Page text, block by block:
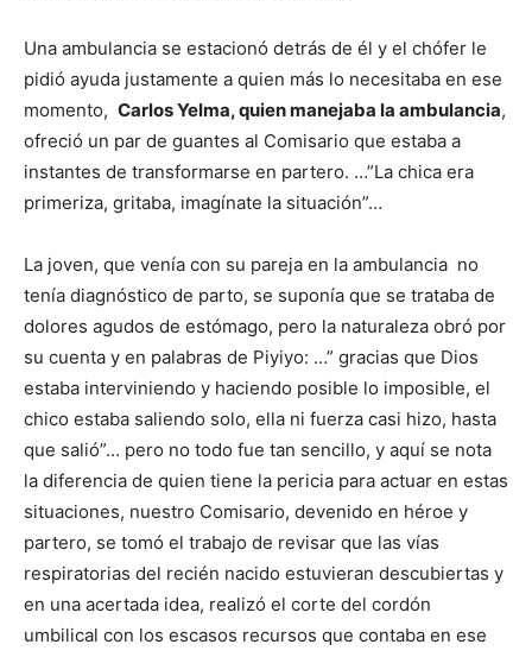
Una ambulancia se estacionó detrás de él y el chófer le
pidió ayuda justamente a quien más lo necesitaba en ese
momento, Carlos Yelma, quien manejaba la ambulancia,
ofreció un par de guantes al Comisario que estaba a
instantes de transformarse en partero. …”La chica era
primeriza, gritaba, imagínate la situación”…
La joven, que venía con su pareja en la ambulancia no
tenía diagnóstico de parto, se suponía que se trataba de
dolores agudos de estómago, pero la naturaleza obró por
su cuenta y en palabras de Piyiyo: …” gracias que Dios
estaba interviniendo y haciendo posible lo imposible, el
chico estaba saliendo solo, ella ni fuerza casi hizo, hasta
que salió”… pero no todo fue tan sencillo, y aquí se nota
la diferencia de quien tiene la pericia para actuar en estas
situaciones, nuestro Comisario, devenido en héroe y
partero, se tomó el trabajo de revisar que las vías
respiratorias del recién nacido estuvieran descubiertas y
en una acertada idea, realizó el corte del cordón
umbilical con los escasos recursos que contaba en ese